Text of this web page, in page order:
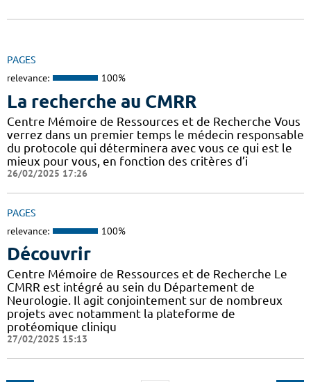
PAGES
relevance: 100%
La recherche au CMRR
Centre Mémoire de Ressources et de Recherche Vous
verrez dans un premier temps le médecin responsable
du protocole qui déterminera avec vous ce qui est le
mieux pour vous, en fonction des critères d’i
26/02/2025 17:26
PAGES
relevance: 100%
Découvrir
Centre Mémoire de Ressources et de Recherche Le
CMRR est intégré au sein du Département de
Neurologie. Il agit conjointement sur de nombreux
projets avec notamment la plateforme de
protéomique cliniqu
27/02/2025 15:13